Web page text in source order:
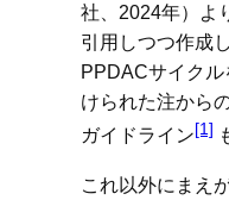
社、2024年）よ
引用しつつ作成
PPDACサイク
けられた注から
ガイドライン [1]
これ以外にまえ